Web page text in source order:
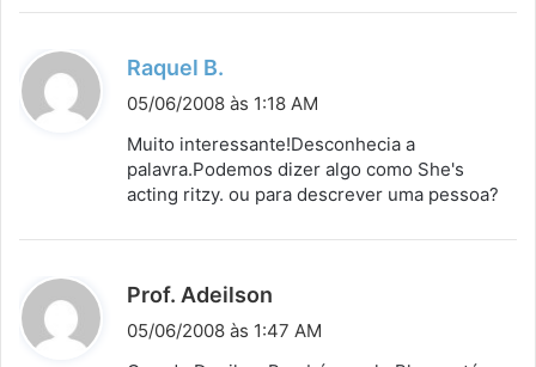
Raquel B.
s
e
05/06/2008 às 1:18 AM
Muito interessante!Desconhecia a
palavra.Podemos dizer algo como She's
acting ritzy. ou para descrever uma pessoa?
Prof. Adeilson
i
05/06/2008 às 1:47 AM